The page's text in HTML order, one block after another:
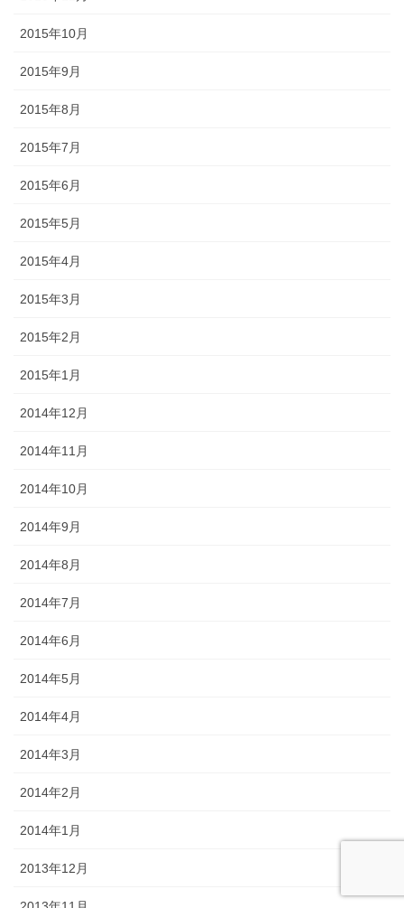
2015年10月
2015年9月
2015年8月
2015年7月
2015年6月
2015年5月
2015年4月
2015年3月
2015年2月
2015年1月
2014年12月
2014年11月
2014年10月
2014年9月
2014年8月
2014年7月
2014年6月
2014年5月
2014年4月
2014年3月
2014年2月
2014年1月
2013年12月